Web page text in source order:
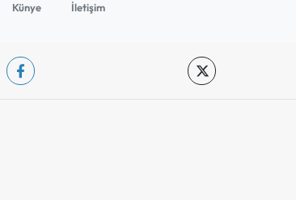
Künye İletişim